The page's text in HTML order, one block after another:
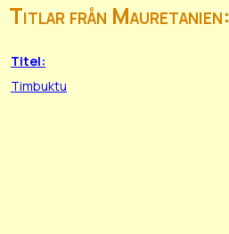
Titlar från Mauretanien:
Titel:
Timbuktu